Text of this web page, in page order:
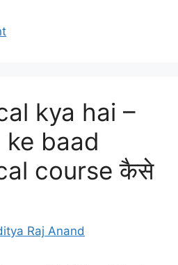
kya hai –
ke baad
course कैसे
Raj Anand